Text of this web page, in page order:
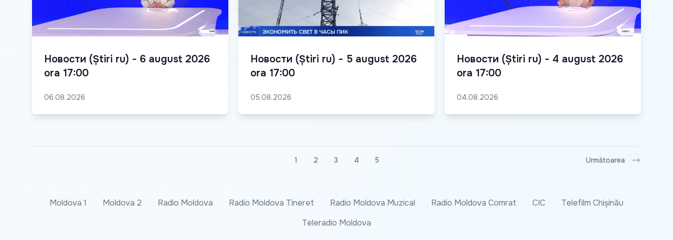
Новости (Știri ru) - 6 august 2026
ora 17:00
06.08.2026
Новости (Știri ru) - 5 august 2026
ora 17:00
05.08.2026
Новости (Știri ru) - 4 august 2026
ora 17:00
04.08.2026
1 2 3 4 5 Următoarea
Moldova 1 Moldova 2 Radio Moldova Radio Moldova Tineret Radio Moldova Muzical Radio Moldova Comrat CIC
Telefilm Chișinău
Teleradio Moldova